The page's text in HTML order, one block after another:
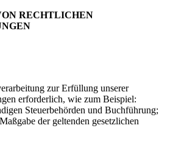
RECHTLICHEN
zur Erfüllung unserer
erforderlich, wie zum Beispiel:
Steuerbehörden und Buchführung;
der geltenden gesetzlichen